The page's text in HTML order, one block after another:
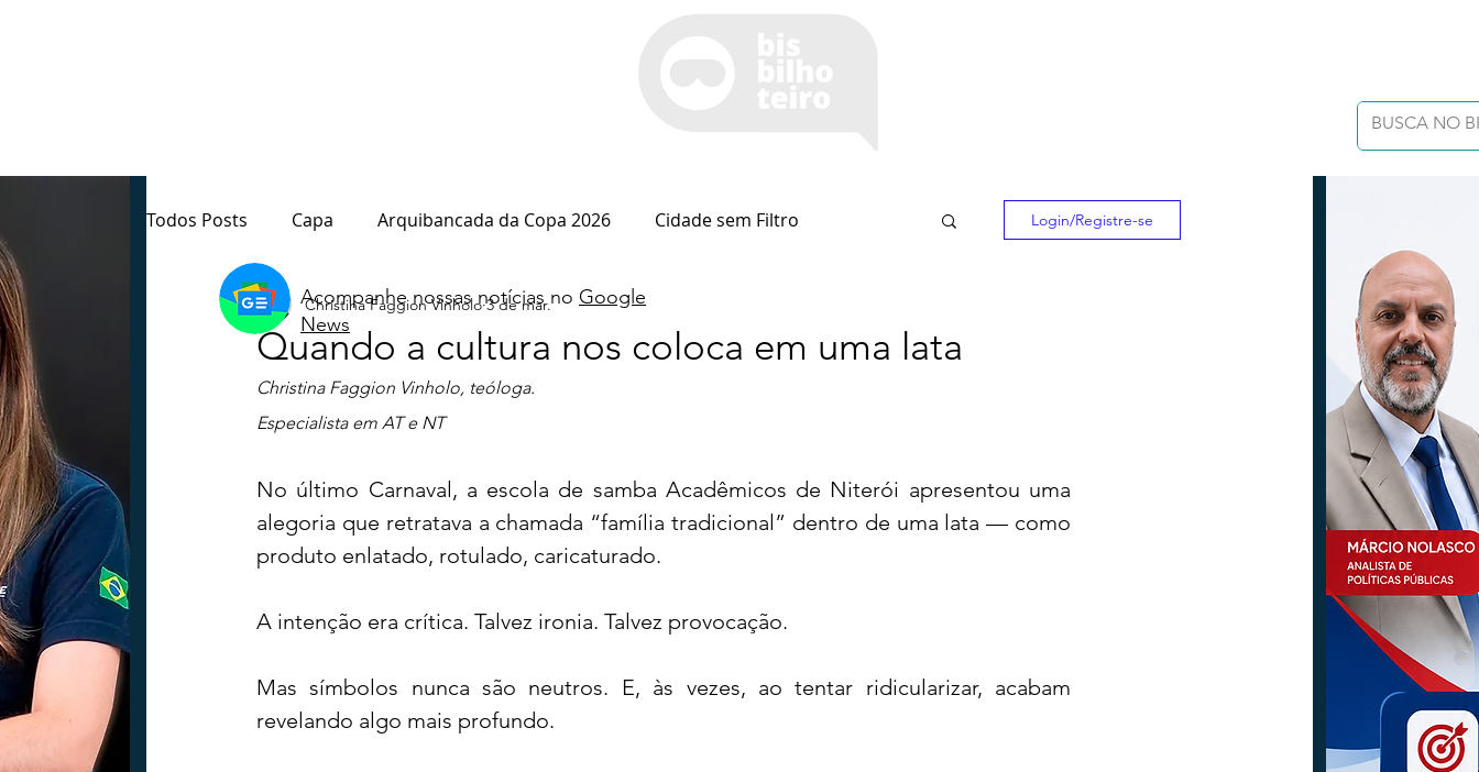
Todos Posts Capa Arquibancada da Copa 2026 Cidade sem Filtro
Quarto Poder Sala de Redação Espaço Itaipu
Destaque Paraná Política Esportes
Notas do Motta Coluna André Marsiglia (Im)pertinências Economia
Tecnologia Internacional
Login/Registre-se
Quando a cultura nos coloca em uma lata
Christina Faggion Vinholo 3 de mar.
Christina Faggion Vinholo, teóloga.
Especialista em AT e NT
No último Carnaval, a escola de samba Acadêmicos de Niterói apresentou uma
alegoria que retratava a chamada “família tradicional” dentro de uma lata — como
produto enlatado, rotulado, caricaturado.
A intenção era crítica. Talvez ironia. Talvez provocação.
Mas símbolos nunca são neutros. E, às vezes, ao tentar ridicularizar, acabam
revelando algo mais profundo.
Acompanhe nossas notícias no Google
News